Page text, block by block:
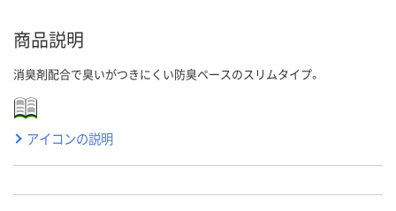
商品説明
消臭剤配合で臭いがつきにくい防臭ペースのスリムタイプ。
アイコンの説明